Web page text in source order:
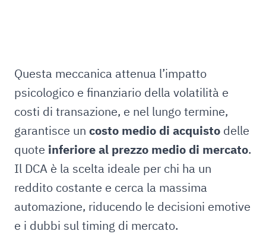
Questa meccanica attenua l’impatto
psicologico e finanziario della volatilità e
costi di transazione, e nel lungo termine,
garantisce un costo medio di acquisto delle
quote inferiore al prezzo medio di mercato.
Il DCA è la scelta ideale per chi ha un
reddito costante e cerca la massima
automazione, riducendo le decisioni emotive
e i dubbi sul timing di mercato.